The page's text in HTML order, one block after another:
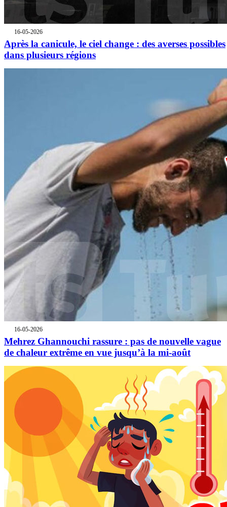
16-05-2026
Après la canicule, le ciel change : des averses possibles
dans plusieurs régions
16-05-2026
Mehrez Ghannouchi rassure : pas de nouvelle vague
de chaleur extrême en vue jusqu’à la mi-août